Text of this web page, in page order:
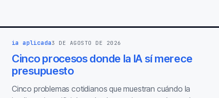
ia aplicada3 DE AGOSTO DE 2026
Cinco procesos donde la IA sí merece
presupuesto
Cinco problemas cotidianos que muestran cuándo la